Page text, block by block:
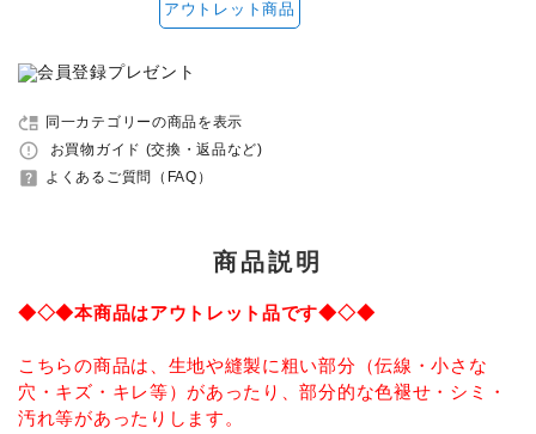
アウトレット商品
コンテンツ記事
よくあるご質問（FAQ）
交換・返品について
プライバシーポリシー
アウトレット商品
move_up 同一カテゴリーの商品を表示
error_outline お買物ガイド (交換・返品など)
help_center よくあるご質問（FAQ）
商品説明
◆◇◆本商品はアウトレット品です◆◇◆
こちらの商品は、生地や縫製に粗い部分（伝線・小さな
穴・キズ・キレ等）があったり、部分的な色褪せ・シミ・
汚れ等があったりします。